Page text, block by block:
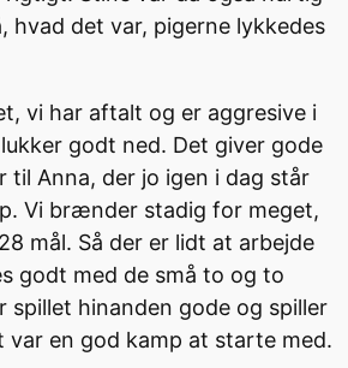
det var, pigerne lykkedes
vi har aftalt og er aggresive i
godt ned. Det giver gode
til Anna, der jo igen i dag står
Vi brænder stadig for meget,
mål. Så der er lidt at arbejde
godt med de små to og to
spillet hinanden gode og spiller
var en god kamp at starte med.